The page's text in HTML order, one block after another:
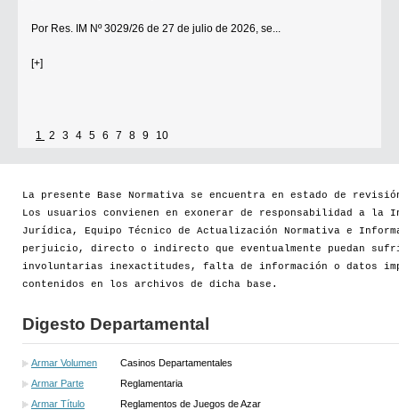
Por Res. IM Nº 3029/26 de 27 de julio de 2026, se...
[+]
Se establece que estarán exonerados del pago de tasas y sellados los
Por...
[+]
1 2 3 4 5 6 7 8 9 10
La presente Base Normativa se encuentra en estado de
Los usuarios convienen en exonerar de responsabilidad a la
Jurídica, Equipo Técnico de Actualización Normativa e
perjuicio, directo o indirecto que eventualmente puedan
involuntarias inexactitudes, falta de información o datos
contenidos en los archivos de dicha base.
Digesto Departamental
Armar Volumen
Casinos Departamentales
Armar Parte
Reglamentaria
Armar Título
Reglamentos de Juegos de Azar